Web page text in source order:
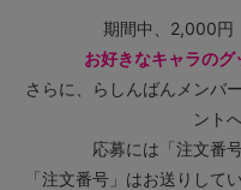
期間中、2,000円
お好きなキャラの
さらに、らしんばんメンバ
ント
応募には「注文番
「注文番号」はお送りして